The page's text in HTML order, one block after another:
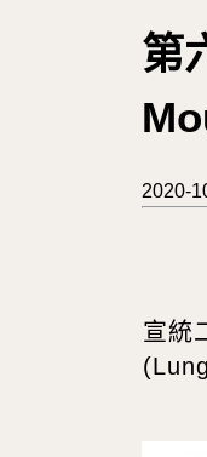
第
2020-
宣統